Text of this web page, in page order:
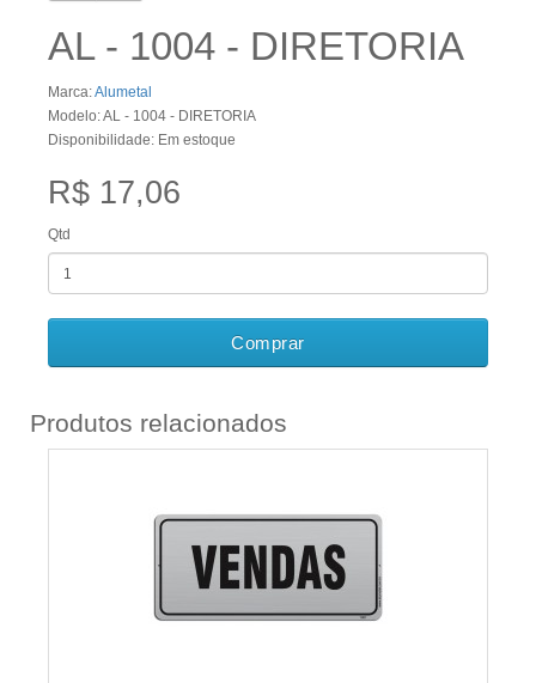
AL - 1004 - DIRETORIA
Marca:Alumetal
Modelo: AL - 1004 - DIRETORIA
Disponibilidade: Em estoque
R$ 17,06
Qtd
Comprar
Produtos relacionados